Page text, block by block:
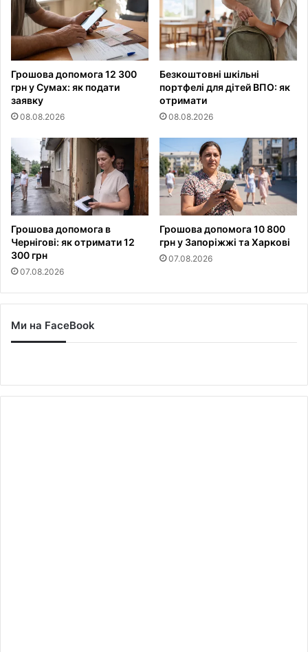
Грошова допомога 12 300
грн у Сумах: як подати
заявку
08.08.2026
Безкоштовні шкільні
портфелі для дітей ВПО: як
отримати
08.08.2026
Грошова допомога в
Чернігові: як отримати 12
300 грн
07.08.2026
Грошова допомога 10 800
грн у Запоріжжі та Харкові
07.08.2026
Ми на FaceBook